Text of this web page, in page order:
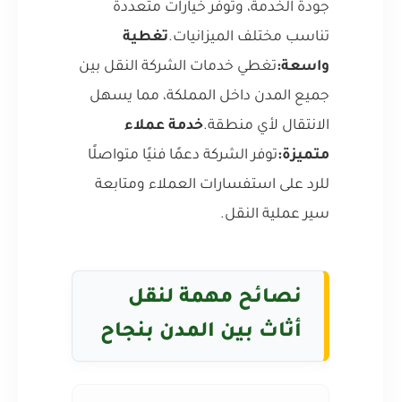
جودة الخدمة، وتوفر خيارات متعددة
تناسب مختلف الميزانيات.تغطية
واسعة:تغطي خدمات الشركة النقل بين
جميع المدن داخل المملكة، مما يسهل
الانتقال لأي منطقة.خدمة عملاء
متميزة:توفر الشركة دعمًا فنيًا متواصلًا
للرد على استفسارات العملاء ومتابعة
سير عملية النقل.
نصائح مهمة لنقل
أثاث بين المدن بنجاح